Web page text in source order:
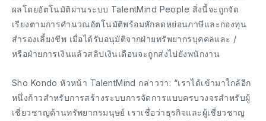
ผลโดยอัตโนมัติผ่านระบบ TalentMind People สิ่งนี้จะถูกจัด
เรียงตามการคำนวณอัตโนมัติพร้อมหักลดหย่อนภาษีและกองทุน
สำรองเลี้ยงชีพ เมื่อได้รับอนุมัติจากฝ่ายทรัพยากรบุคคลและ /
หรือฝ่ายการเงินแล้วสลิปเงินเดือนจะถูกส่งไปยังพนักงาน
Sho Kondo หัวหน้า TalentMind กล่าวว่า: “เราได้เข้ามาใกล้อีก
หนึ่งก้าวสำหรับการสร้างระบบการจัดการแบบครบวงจรสำหรับผู้
เชี่ยวชาญด้านทรัพยากรมนุษย์ เราเชื่อว่าธุรกิจและผู้เชี่ยวชาญ